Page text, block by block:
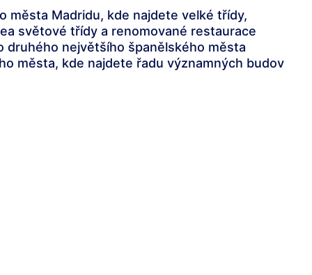
města Madridu, kde najdete velké třídy,
světové třídy a renomované restaurace
druhého největšího španělského města
města, kde najdete řadu významných budov